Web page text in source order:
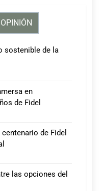
OPINIÓN
sostenible de la
en
de Fidel
de Fidel
las opciones del